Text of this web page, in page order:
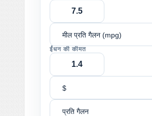
मील प्रति गैलन (mpg)
ईंधन की कीमत
$
प्रति गैलन